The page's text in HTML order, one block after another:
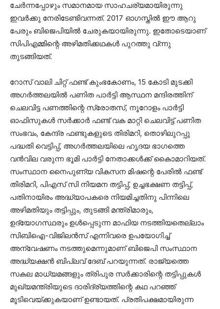
ചേര്‍ന്നപ്പോഴും സമാനമായ സാഹചര്യമായിരുന്നു
ഇവര്‍ക്കു നേരിടേണ്ടിവന്നത്. 2017 ഓഗസ്തില്‍ ഈ ആറു
പേരും ബിജെപിയില്‍ ചേരുകയായിരുന്നു. ഇതോടെയാണ്
സിപിഎമ്മിന്റെ അഴിമതിക്കഥകള്‍ പുറത്തു വ്ന്നു
തുടങ്ങിയത്.
റോസ് വാലി ചിറ്റ് ഫണ്ട് കുംഭകോണം, 15 കോടി മുടക്കി
അഗര്‍ത്തലയില്‍ പണിത പാര്‍ട്ടി ആസ്ഥന മന്ദിരത്തിന്
ചെലവിട്ട പണത്തിന്റെ സ്രോതസ്, നൂറോളം പാര്‍ട്ടി
ഓഫിസുകള്‍ സര്‍ക്കാര്‍ ഫണ്ട് വക മാറ്റി ചെലവിട്ട് പണിത
സംഭവം, കേന്ദ്ര ഫണ്ടുകളുടെ തിരിമറി, തൊഴിലുറപ്പു
പദ്ധതി വെട്ടിപ്പ്, അഗര്‍ത്തലയിലെ ഹൃദയ ഭാഗത്തെ
വന്‍വില വരുന്ന ഭൂമി പാര്‍ട്ടി നേതാക്കള്‍ക്ക് കൈാമാറിയത്.
സംസ്ഥാന നൈപുണ്യ വികസന മിഷന്റെ പേരില്‍ ഫണ്ട്
തിരിമറി, പിഎസ് സി നിയമന തട്ടിപ്പ്, ഉച്ചഭക്ഷണ തട്ടിപ്പ്,
പതിനായിരം അദ്ധ്യാപകരെ നിയമിച്ചതിനു പിന്നിലെ
അഴിമതിയും തട്ടിപ്പും, തുടങ്ങി മന്ത്രിമാരും,
ഉദ്യോഗസ്ഥരും ഉള്‍പ്പെടുന്ന മാഫിയ നടത്തിയതെല്ലാം
സിബിഐ-വിജിലന്‍സ് എന്നിവരെ ഉപയോഗിച്ച്
അന്വേഷണം നടത്തുമെന്നുമാണ് ബിജെപി സംസ്ഥാന
അദ്ധ്യക്ഷന്‍ ബിപ്ലവ് ദേബ് പറയുന്നത്. രാജ്യത്തെ
സകല മാധ്യമങ്ങളും ത്രിപുര സര്‍ക്കാരിന്റെ തട്ടിപ്പുകള്‍
മുഖ്യമന്ത്രിയുടെ ദാരിദ്ര്യത്തിന്റെ കഥ പറഞ്ഞ്
മൂടിവെയ്ക്കുകയാണ് ഉണ്ടായത്. പ്രതിപക്ഷമായിരുന്ന